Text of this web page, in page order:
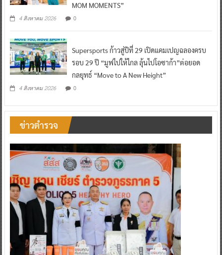
MOM MOMENTS”
4 สิงหาคม 2026 0
Supersports ก้าวสู่ปีที่ 29 เปิดแคมเปญฉลองครบ
รอบ 29 ปี “มูฟไปให้ไกล ลุ้นไปโอซาก้า”ต่อยอด
กลยุทธ์ “Move to A New Height”
4 สิงหาคม 2026 0
ข่าวตำรวจ